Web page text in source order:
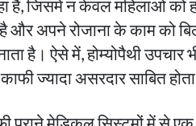
न केवल महिलाओं को होने
और अपने रोजाना के काम को
है। ऐसे में, होम्योपैथी उपचार
ज्यादा असरदार साबित